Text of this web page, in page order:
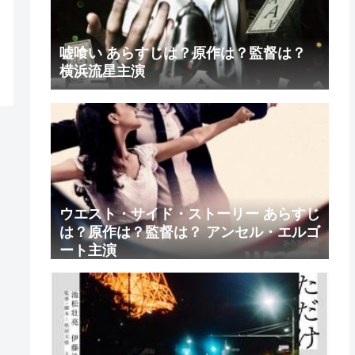
嘘喰い あらすじは？原作は？監督は？
横浜流星主演
ウエスト・サイド・ストーリー あらすじ
は？原作は？監督は？ アンセル・エルゴ
ート主演